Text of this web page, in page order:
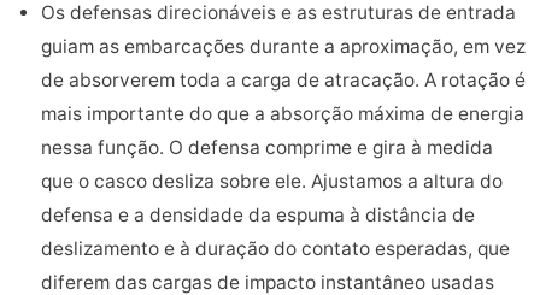
Os defensas direcionáveis e as estruturas de entrada
guiam as embarcações durante a aproximação, em vez
de absorverem toda a carga de atracação. A rotação é
mais importante do que a absorção máxima de energia
nessa função. O defensa comprime e gira à medida
que o casco desliza sobre ele. Ajustamos a altura do
defensa e a densidade da espuma à distância de
deslizamento e à duração do contato esperadas, que
diferem das cargas de impacto instantâneo usadas